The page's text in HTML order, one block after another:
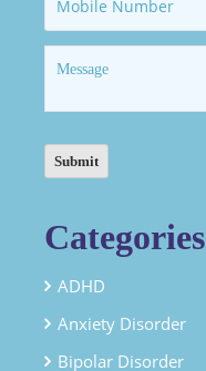
Categories
ADHD
Anxiety Disorder
Bipolar Disorder